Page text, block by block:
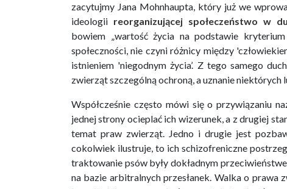
zacytujmy Jana Mohnhaupta, który już we
ideologii reorganizującej społeczeństwo w
bowiem „wartość życia na podstawie
społeczności, nie czyni różnicy między
istnieniem 'niegodnym życia’. Z tego samego
zwierząt szczególną ochroną, a uznanie niektórych
Współcześnie często mówi się o przywiązaniu
jednej strony ocieplać ich wizerunek, a z drugiej
temat praw zwierząt. Jedno i drugie jest
cokolwiek ilustruje, to ich schizofreniczne
traktowanie psów były dokładnym
na bazie arbitralnych przesłanek. Walka o